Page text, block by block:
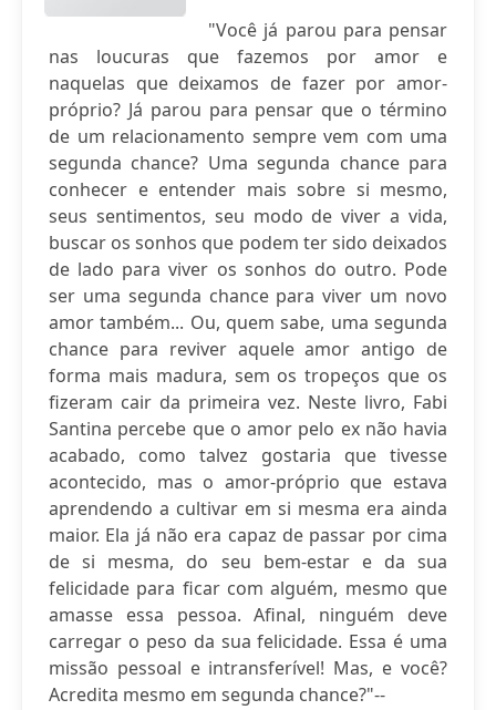
"Você já parou para pensar
nas loucuras que fazemos por amor e
naquelas que deixamos de fazer por amor-
próprio? Já parou para pensar que o término
de um relacionamento sempre vem com uma
segunda chance? Uma segunda chance para
conhecer e entender mais sobre si mesmo,
seus sentimentos, seu modo de viver a vida,
buscar os sonhos que podem ter sido deixados
de lado para viver os sonhos do outro. Pode
ser uma segunda chance para viver um novo
amor também... Ou, quem sabe, uma segunda
chance para reviver aquele amor antigo de
forma mais madura, sem os tropeços que os
fizeram cair da primeira vez. Neste livro, Fabi
Santina percebe que o amor pelo ex não havia
acabado, como talvez gostaria que tivesse
acontecido, mas o amor-próprio que estava
aprendendo a cultivar em si mesma era ainda
maior. Ela já não era capaz de passar por cima
de si mesma, do seu bem-estar e da sua
felicidade para ficar com alguém, mesmo que
amasse essa pessoa. Afinal, ninguém deve
carregar o peso da sua felicidade. Essa é uma
missão pessoal e intransferível! Mas, e você?
Acredita mesmo em segunda chance?"--